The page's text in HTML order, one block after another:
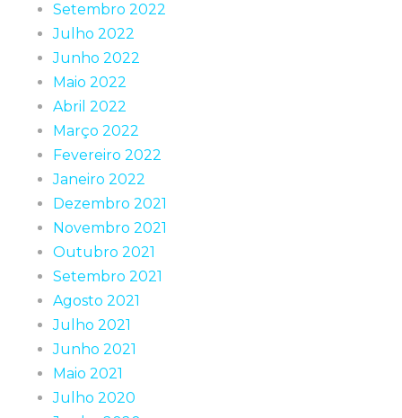
Setembro 2022
Julho 2022
Junho 2022
Maio 2022
Abril 2022
Março 2022
Fevereiro 2022
Janeiro 2022
Dezembro 2021
Novembro 2021
Outubro 2021
Setembro 2021
Agosto 2021
Julho 2021
Junho 2021
Maio 2021
Julho 2020